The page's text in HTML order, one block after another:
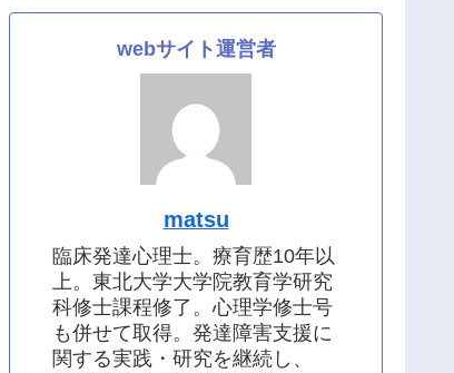
webサイト運営者
matsu
臨床発達心理士。療育歴10年以
上。東北大学大学院教育学研究
科修士課程修了。心理学修士号
も併せて取得。発達障害支援に
関する実践・研究を継続し、